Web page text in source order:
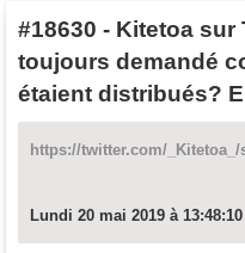
#18630 - Kitetoa sur
toujours demandé
étaient distribués?
https://twitter.com/_Kitetoa_/
Lundi 20 mai 2019 à 13:48:10